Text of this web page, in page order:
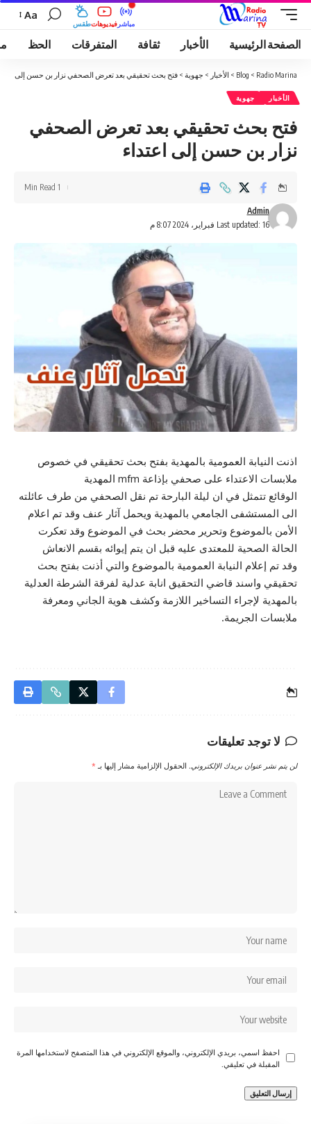
طقسفيديوهات مباشر
Aa
الصفحة الرئيسية الأخبار ثقافة المتفرقات الحظ
Radio Marina
>
Blog
> الأخبار > جهوية > فتح بحث تحقيقي بعد تعرض الصحفي نزار بن حسن إلى
الأخبار جهوية
فتح بحث تحقيقي بعد تعرض الصحفي
نزار بن حسن إلى اعتداء
Last updated: 16 فبراير، 2024 8:07 م
Admin
1 Min Read
اذنت النيابة العمومية بالمهدية بفتح بحث تحقيقي في خصوص
ملابسات الاعتداء على صحفي بإذاعة mfm المهدية
الوقائع تتمثل في ان ليلة البارحة تم نقل الصحفي من طرف عائلته
الى المستشفى الجامعي بالمهدية ويحمل آثار عنف وقد تم اعلام
الأمن بالموضوع وتحرير محضر بحث في الموضوع وقد تعكرت
الحالة الصحية للمعتدى عليه قبل ان يتم إيوائه بقسم الانعاش
وقد تم إعلام النيابة العمومية بالموضوع والتي أذنت بفتح بحث
تحقيقي واسند قاضي التحقيق انابة عدلية لفرقة الشرطة العدلية
بالمهدية لإجراء التساخير اللازمة وكشف هوية الجاني ومعرفة
ملابسات الجريمة.
لا توجد تعليقات
لن يتم نشر عنوان بريدك الإلكتروني. الحقول الإلزامية مشار إليها بـ *
احفظ اسمي، بريدي الإلكتروني، والموقع الإلكتروني في هذا المتصفح لاستخدامها المرة
المقبلة في تعليقي.